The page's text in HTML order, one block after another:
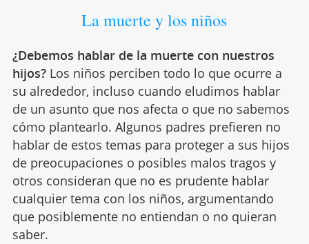
La muerte y los niños
¿Debemos hablar de la muerte con nuestros
hijos?Los niños perciben todo lo que ocurre a
su alrededor, incluso cuando eludimos hablar
de un asunto que nos afecta o que no sabemos
cómo plantearlo. Algunos padres prefieren no
hablar de estos temas para proteger a sus hijos
de preocupaciones o posibles malos tragos y
otros consideran que no es prudente hablar
cualquier tema con los niños, argumentando
que posiblemente no entiendan o no quieran
saber.